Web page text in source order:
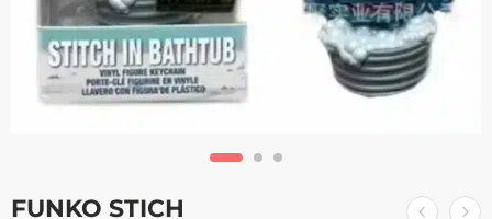
FUNKO STICH